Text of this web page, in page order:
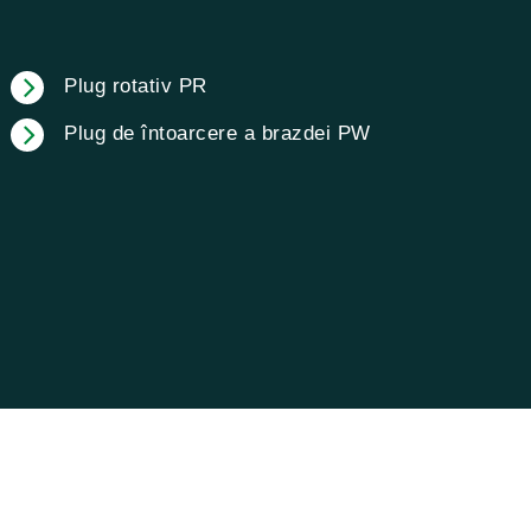
Plug rotativ PR
Plug de întoarcere a brazdei PW